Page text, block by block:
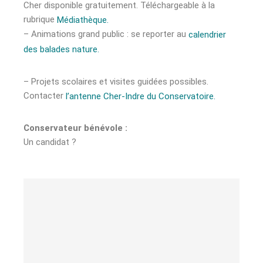
Cher disponible gratuitement. Téléchargeable à la
rubrique Médiathèque.
– Animations grand public : se reporter au calendrier
des balades nature.
– Projets scolaires et visites guidées possibles.
Contacter l’antenne Cher-Indre du Conservatoire.
Conservateur bénévole :
Un candidat ?